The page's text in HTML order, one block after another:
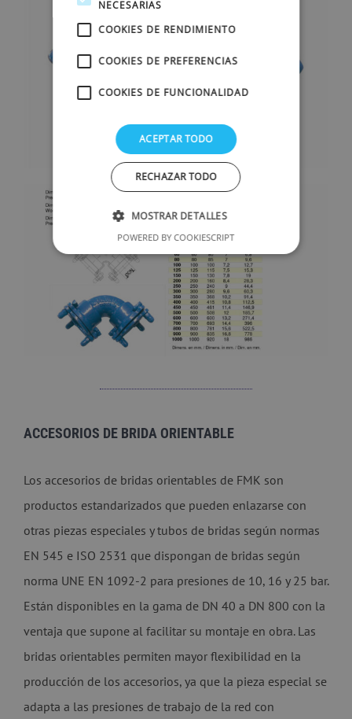
ACCESORIOS DE BRIDA ORIENTABLE
Los accesorios de bridas orientables de FMK son
productos estandarizados que pueden enlazarse con
otras piezas especiales y tubos de bridas según normas
EN 545 e ISO 2531 que dispongan de bridas según
norma UNE EN 1092-2 para presiones de 10, 16 y 25 bar.
Están disponibles en la gama de DN 40 a DN 800 con la
ventaja que supone al facilitar su montaje en obra. Las
bridas orientables permiten mayor flexibilidad en la
producción de los accesorios, ya que la pieza especial se
adapta a las presiones de trabajo de la red con
NECESARIAS
COOKIES DE RENDIMIENTO
COOKIES DE PREFERENCIAS
COOKIES DE FUNCIONALIDAD
ACEPTAR TODO
RECHAZAR TODO
MOSTRAR DETALLES
POWERED BY COOKIESCRIPT